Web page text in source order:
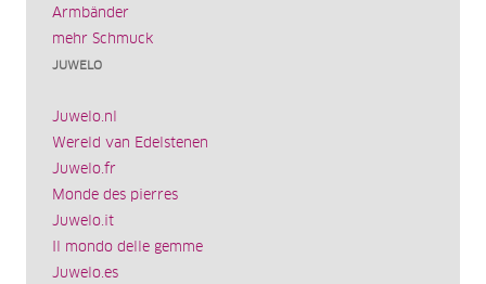
Armbänder
mehr Schmuck
JUWELO
Juwelo.nl
Wereld van Edelstenen
Juwelo.fr
Monde des pierres
Juwelo.it
Il mondo delle gemme
Juwelo.es